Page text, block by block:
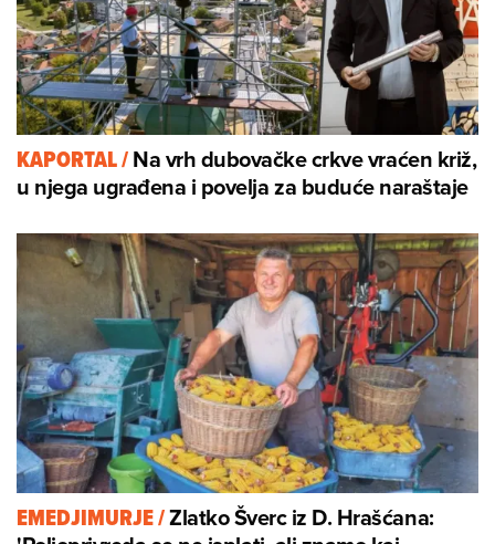
KAPORTAL/Na vrh dubovačke crkve vraćen križ,
u njega ugrađena i povelja za buduće naraštaje
EMEDJIMURJE/Zlatko Šverc iz D. Hrašćana: